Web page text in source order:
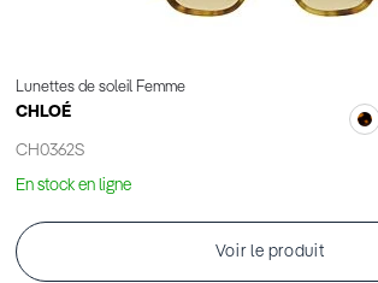
Lunettes de soleil Femme
CHLOÉ
CH0362S
En stock en ligne
Voir le produit